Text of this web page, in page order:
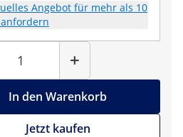
Angebot für mehr als 10
Menge
+
In den Warenkorb
Jetzt kaufen